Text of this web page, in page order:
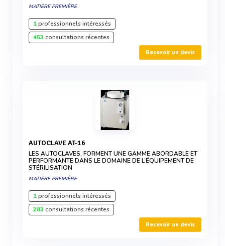
MATIÈRE PREMIÈRE
1professionnels intéressés
453 consultations récentes
Recevoir un devis
AUTOCLAVE AT-16
LES AUTOCLAVES, FORMENT UNE GAMME ABORDABLE ET
PERFORMANTE DANS LE DOMAINE DE L’ÉQUIPEMENT DE
STÉRILISATION
MATIÈRE PREMIÈRE
1professionnels intéressés
283 consultations récentes
Recevoir un devis